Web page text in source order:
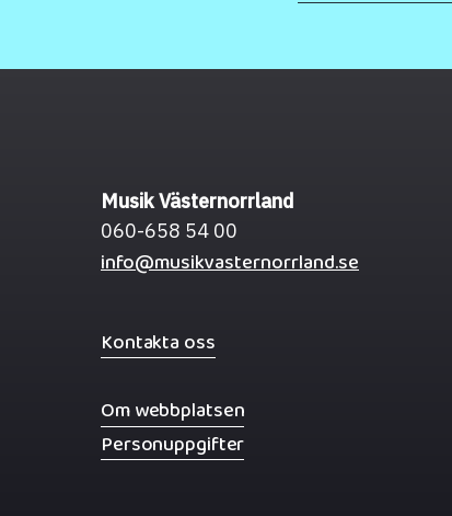
Musik Västernorrland
060-658 54 00
info@musikvasternorrland.se
Kontakta oss
Om webbplatsen
Personuppgifter